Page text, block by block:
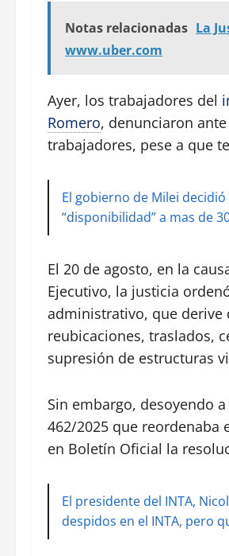
Notas relacionadas La
www.uber.com
Ayer, los trabajadores del
Romero, denunciaron
trabajadores, pese a que
El gobierno de Milei
“disponibilidad” a mas de
El 20 de agosto, en la
Ejecutivo, la justicia
administrativo, que derive
reubicaciones, traslados,
supresión de estructuras
Sin embargo, desoyendo a
462/2025 que reordenaba
en Boletín Oficial la
El presidente del INTA,
despidos en el INTA, pero